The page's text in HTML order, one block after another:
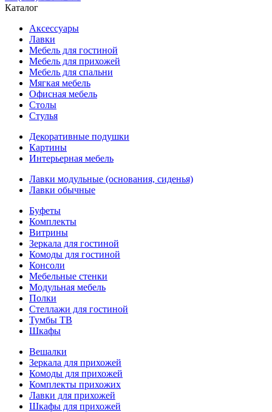
Каталог
Аксессуары
Лавки
Мебель для гостиной
Мебель для прихожей
Мебель для спальни
Мягкая мебель
Офисная мебель
Столы
Стулья
Декоративные подушки
Картины
Интерьерная мебель
Лавки модульные (основания, сиденья)
Лавки обычные
Буфеты
Комплекты
Витрины
Зеркала для гостиной
Комоды для гостиной
Консоли
Мебельные стенки
Модульная мебель
Полки
Стеллажи для гостиной
Тумбы ТВ
Шкафы
Вешалки
Зеркала для прихожей
Комоды для прихожей
Комплекты прихожих
Лавки для прихожей
Шкафы для прихожей